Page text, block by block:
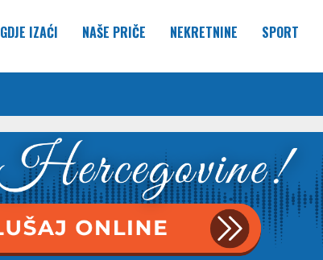
GDJE IZAĆI NAŠE PRIČE NEKRETNINE SPORT